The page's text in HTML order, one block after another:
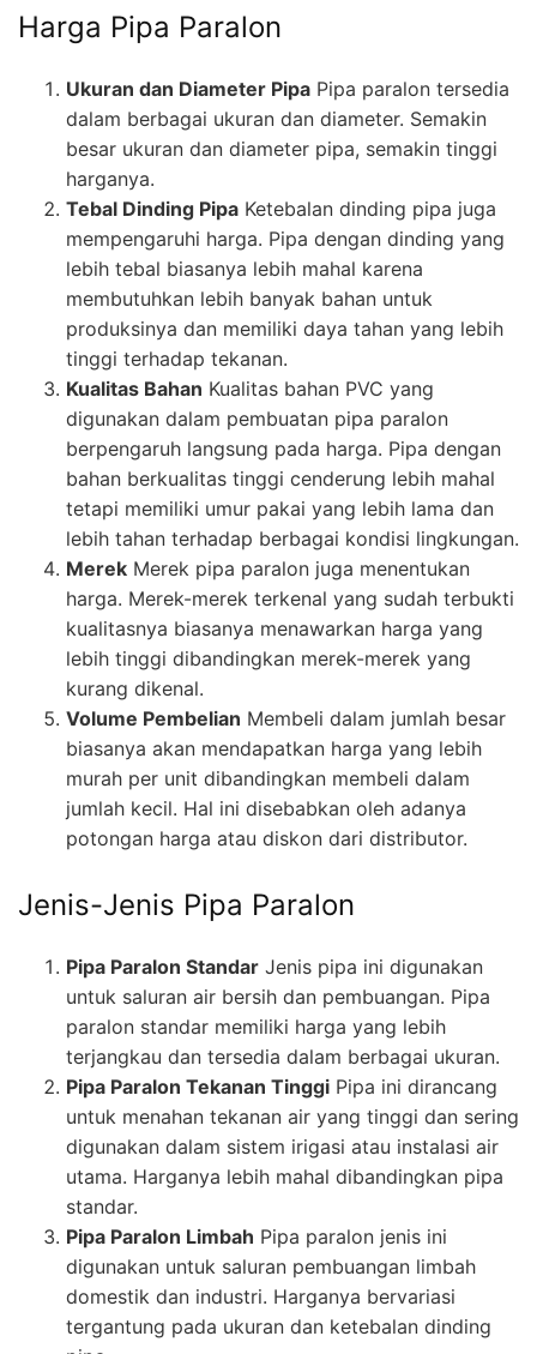
Harga Pipa Paralon
Ukuran dan Diameter Pipa Pipa paralon tersedia
dalam berbagai ukuran dan diameter. Semakin
besar ukuran dan diameter pipa, semakin tinggi
harganya.
Tebal Dinding Pipa Ketebalan dinding pipa juga
mempengaruhi harga. Pipa dengan dinding yang
lebih tebal biasanya lebih mahal karena
membutuhkan lebih banyak bahan untuk
produksinya dan memiliki daya tahan yang lebih
tinggi terhadap tekanan.
Kualitas Bahan Kualitas bahan PVC yang
digunakan dalam pembuatan pipa paralon
berpengaruh langsung pada harga. Pipa dengan
bahan berkualitas tinggi cenderung lebih mahal
tetapi memiliki umur pakai yang lebih lama dan
lebih tahan terhadap berbagai kondisi lingkungan.
Merek Merek pipa paralon juga menentukan
harga. Merek-merek terkenal yang sudah terbukti
kualitasnya biasanya menawarkan harga yang
lebih tinggi dibandingkan merek-merek yang
kurang dikenal.
Volume Pembelian Membeli dalam jumlah besar
biasanya akan mendapatkan harga yang lebih
murah per unit dibandingkan membeli dalam
jumlah kecil. Hal ini disebabkan oleh adanya
potongan harga atau diskon dari distributor.
Jenis-Jenis Pipa Paralon
Pipa Paralon Standar Jenis pipa ini digunakan
untuk saluran air bersih dan pembuangan. Pipa
paralon standar memiliki harga yang lebih
terjangkau dan tersedia dalam berbagai ukuran.
Pipa Paralon Tekanan Tinggi Pipa ini dirancang
untuk menahan tekanan air yang tinggi dan sering
digunakan dalam sistem irigasi atau instalasi air
utama. Harganya lebih mahal dibandingkan pipa
standar.
Pipa Paralon Limbah Pipa paralon jenis ini
digunakan untuk saluran pembuangan limbah
domestik dan industri. Harganya bervariasi
tergantung pada ukuran dan ketebalan dinding